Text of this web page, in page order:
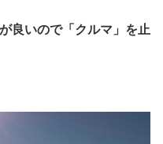
良いので「クルマ」を止